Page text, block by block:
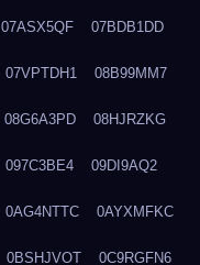
07ASX5QF 07BDB1DD
07VPTDH1 08B99MM7
08G6A3PD 08HJRZKG
097C3BE4 09DI9AQ2
0AG4NTTC 0AYXMFKC
0BSHJVOT 0C9RGFN6